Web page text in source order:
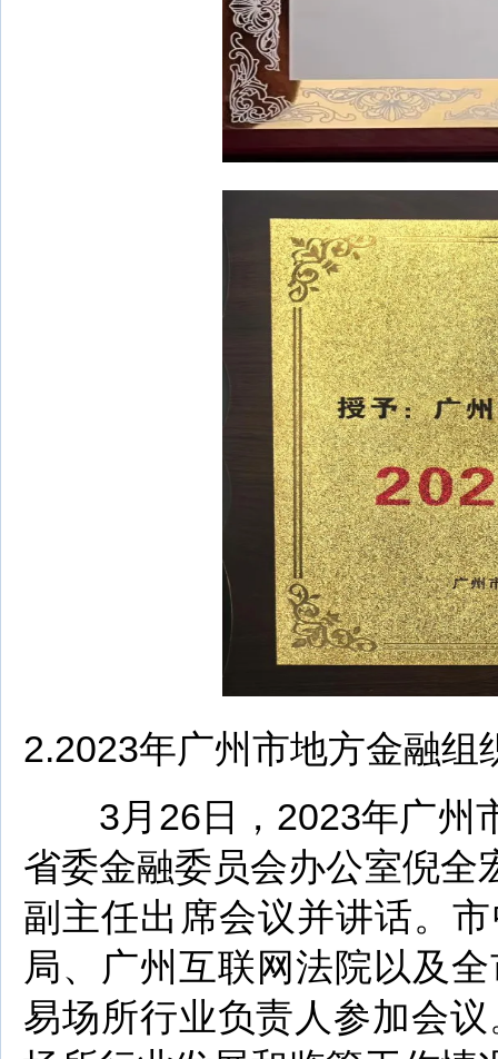
2.2023年广州市地方金融组
3月26日，2023年广州市
省委金融委员会办公室倪全
副主任出席会议并讲话。
局、广州互联网法院以及
易场所行业负责人参加会